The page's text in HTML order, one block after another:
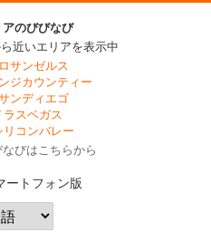
のびびなび
近いエリアを表示中
サンゼルス
ジカウンティー
ンディエゴ
ラスベガス
リコンバレー
びはこちらから
ートフォン版